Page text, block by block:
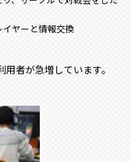
ヤーと情報交換
者が急増しています。